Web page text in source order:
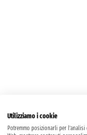
Utilizziamo i cookie
Potremmo posizionarli per